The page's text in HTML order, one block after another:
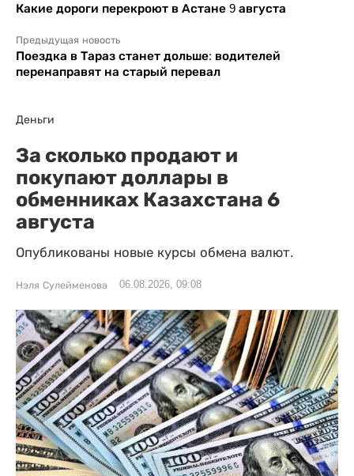
Какие дороги перекроют в Астане 9 августа
Предыдущая новость
Поездка в Тараз станет дольше: водителей
перенаправят на старый перевал
Деньги
За сколько продают и
покупают доллары в
обменниках Казахстана 6
августа
Опубликованы новые курсы обмена валют.
Нэля Сулейменова 06.08.2026, 09:08